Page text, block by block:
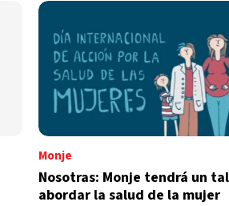
Monje
Nosotras: Monje tendrá un
abordar la salud de la mujer